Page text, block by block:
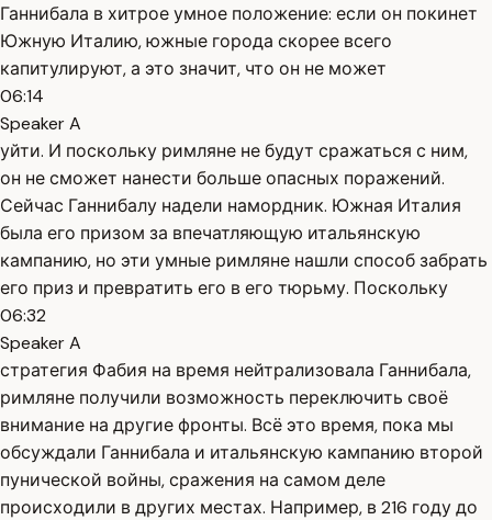
Ганнибала в хитрое умное положение: если он покинет
Южную Италию, южные города скорее всего
капитулируют, а это значит, что он не может
06:14
Speaker A
уйти. И поскольку римляне не будут сражаться с ним,
он не сможет нанести больше опасных поражений.
Сейчас Ганнибалу надели намордник. Южная Италия
была его призом за впечатляющую итальянскую
кампанию, но эти умные римляне нашли способ забрать
его приз и превратить его в его тюрьму. Поскольку
06:32
Speaker A
стратегия Фабия на время нейтрализовала Ганнибала,
римляне получили возможность переключить своё
внимание на другие фронты. Всё это время, пока мы
обсуждали Ганнибала и итальянскую кампанию второй
пунической войны, сражения на самом деле
происходили в других местах. Например, в 216 году до